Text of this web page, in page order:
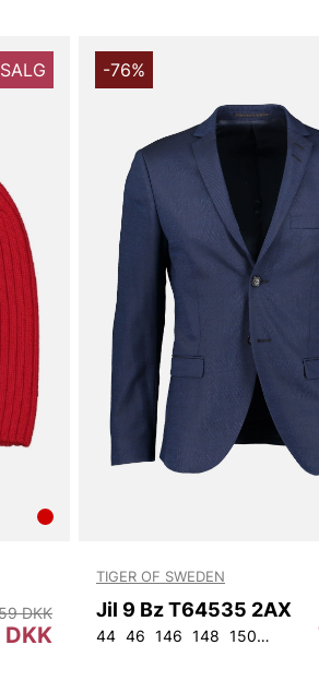
DKK
-76%
TIGER OF SWEDEN
Jil 9 Bz T64535 2AX
44 46 146 148 150 152